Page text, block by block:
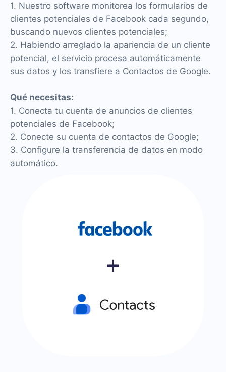
1. Nuestro software monitorea los formularios de
clientes potenciales de Facebook cada segundo,
buscando nuevos clientes potenciales;
2. Habiendo arreglado la apariencia de un cliente
potencial, el servicio procesa automáticamente
sus datos y los transfiere a Contactos de Google.
Qué necesitas:
1. Conecta tu cuenta de anuncios de clientes
potenciales de Facebook;
2. Conecte su cuenta de contactos de Google;
3. Configure la transferencia de datos en modo
automático.